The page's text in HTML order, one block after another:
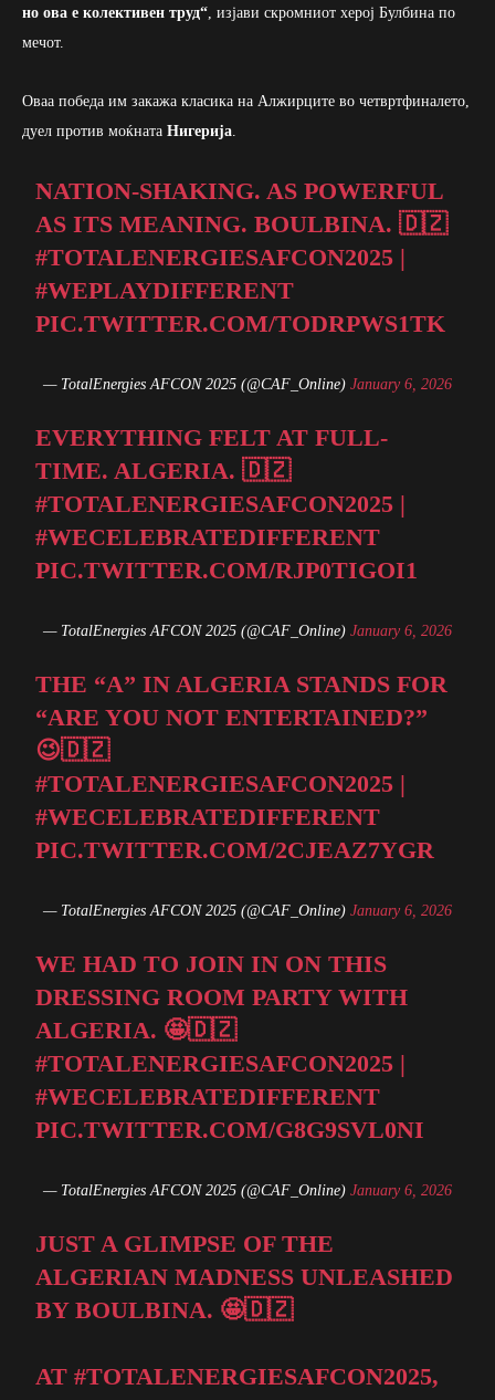
но ова е колективен труд“ , изјави скромниот херој Булбина по
мечот.
Оваа победа им закажа класика на Алжирците во четвртфиналето,
дуел против моќната Нигерија
NATION-SHAKING. AS POWERFUL
AS ITS MEANING. BOULBINA. 🇩🇿
#TOTALENERGIESAFCON2025 |
#WEPLAYDIFFERENT
PIC.TWITTER.COM/TODRPWS1TK
— TotalEnergies AFCON 2025 (@CAF_Online) January 6, 2026
EVERYTHING FELT AT FULL-
TIME. ALGERIA. 🇩🇿
#TOTALENERGIESAFCON2025 |
#WECELEBRATEDIFFERENT
PIC.TWITTER.COM/RJP0TIGOI1
— TotalEnergies AFCON 2025 (@CAF_Online) January 6, 2026
THE “A” IN ALGERIA STANDS FOR
“ARE YOU NOT ENTERTAINED?”
😉🇩🇿
#TOTALENERGIESAFCON2025 |
#WECELEBRATEDIFFERENT
PIC.TWITTER.COM/2CJEAZ7YGR
— TotalEnergies AFCON 2025 (@CAF_Online) January 6, 2026
WE HAD TO JOIN IN ON THIS
DRESSING ROOM PARTY WITH
ALGERIA. 🤩🇩🇿
#TOTALENERGIESAFCON2025 |
#WECELEBRATEDIFFERENT
PIC.TWITTER.COM/G8G9SVL0NI
— TotalEnergies AFCON 2025 (@CAF_Online) January 6, 2026
JUST A GLIMPSE OF THE
ALGERIAN MADNESS UNLEASHED
BY BOULBINA. 🤩🇩🇿
AT#TOTALENERGIESAFCON2025,